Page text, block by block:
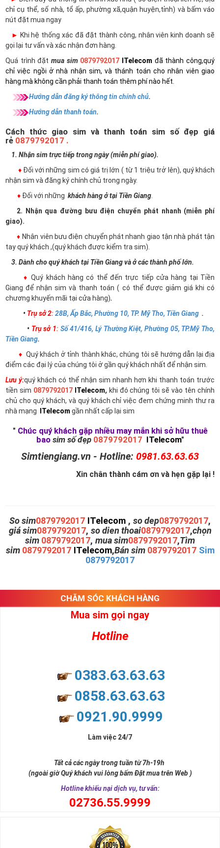
chỉ cụ thể, số nhà, tổ ấp, phường xã,quận huyện,tỉnh) và bấm váo
nút đặt mua ngay
► Khi hệ thống xác đã đặt thành công, nhân viên kinh doanh sẽ
gọi lại tư vấn và xác nhận đơn hàng.
Quá trình đặt mua sim 0879792017 ITelecom đã thành công,quý
chỉ việc ngồi ở nhà nhận sim, và thánh toán cho nhân viên giao
hàng mà không cần phải thanh toán thêm phí nào hết.
Hướng dẫn đăng ký thông tin chính chủ.
Hướng dẫn thanh toán.
Cách thức giao sim và thanh toán sim số đẹp giá
rẻ 0879792017 .
1. Nhận sim trực tiếp trong ngày (miễn phí giao).
♦ Đối với những sim có giá trị lớn ( từ 1 triệu trở lên), quý khách
nhận sim và đăng ký chính chủ trong ngày.
♦ Đối với những khách hàng ở tại Tiền Giang
2. Nhận qua đường bưu điện chuyển phát nhanh (miễn phí
giao).
♦ Nhân viên bưu điện chuyển phát nhanh giao tận nhà phát tận
tay quý khách ,(quý khách được kiểm tra sim).
3. Dành cho quý khách tại Tiền Giang và ở các thành phố lớn.
♦ Quý khách hàng có thể đến trực tiếp cửa hàng tại Tiền
Giang để nhận sim và thanh toán ( có thể được giảm giá khi có
chương khuyến mãi tại cửa hàng).
• Trụ sở 2:28B, Ấp Bắc, Phường 10, TP. Mỹ Tho, Tiền Giang .
• Trụ sở 1: Số 41/416, Lý Thường Kiệt, Phường 05, TP.Mỹ Tho,
Tiền Giang.
♦ Quý khách ở tỉnh thành khác, chúng tôi sẽ hướng dẫn lại địa
điểm các đại lý của chúng tôi ở gần quý khách nhất để nhận sim.
Lưu ý:quý khách có thể nhận sim nhanh hơn khi thanh toán trước
tiền sim 0879792017 ITelecom, khi đó chúng tôi sẽ vào tên chính
chủ cho quý khách, và quý khách chỉ việc đem chứng minh thư ra
nhà mạng
ITelecom gần nhất cấp lại sim
" Chúc quý khách gặp nhiều may mắn khi sở hữu thuê
bao sim số đẹp 0879792017 ITelecom"
Simtiengiang.vn - Hotline: 0981.63.63.63
Xin chân thành cám ơn và hẹn gặp lại !
So sim0879792017 ITelecom , so dep0879792017,
giá sim0879792017, so dien thoai0879792017,chọn
sim 0879792017, mua sim0879792017,Tìm
sim 0879792017 ITelecom,Bán sim 0879792017 Sim
0879792017
CHĂM SÓC KHÁCH HÀNG
Mua sim gọi ngay
Hotline
0383.63.63.63
0858.63.63.63
0921.90.9999
Làm việc 24/7
Tất cả các ngày trong tuần từ 7h-19h
(ngoài giờ Quý khách vui lòng bấm Đặt mua trên Web )
Hotline khiếu nại dịch vụ, tư vấn:
02736.55.9999